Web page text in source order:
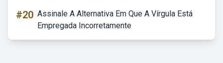
#20 Assinale A Alternativa Em Que A Vírgula Está
Empregada Incorretamente